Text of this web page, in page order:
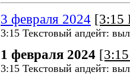
3 февраля 2024 [3:15
3:15 Текстовый апдейт:
1 февраля 2024
3:15 Текстовый апдейт: